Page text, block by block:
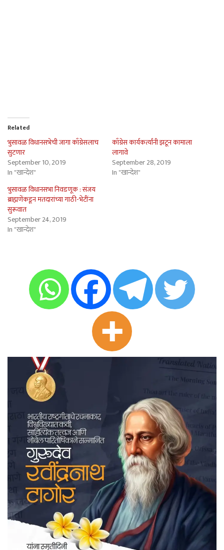
Related
भुसावळ विधानसभेची जागा काँग्रेसलाच
सुटणार
September 10, 2019
In "खान्देश"
काँग्रेस कार्यकर्त्यांनी झटून कामाला
लागावे
September 28, 2019
In "खान्देश"
भुसावळ विधानसभा निवडणूक : संजय
ब्राह्मणेंकडून मतदारांच्या गाठी-भेटींना
सुरूवात
September 24, 2019
In "खान्देश"